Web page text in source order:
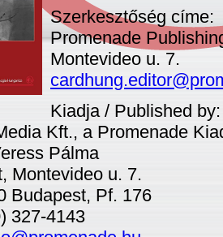
Szerkesztőség címe:
Promenade
Montevideo u. 7.
Kiadja / Published by:
Kft., a Promenade
Pálma
Montevideo u. 7.
Budapest, Pf. 176
327-4143